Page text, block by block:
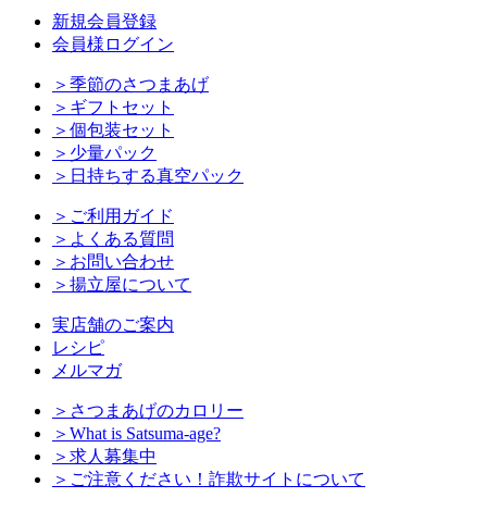
新規会員登録
会員様ログイン
＞季節のさつまあげ
＞ギフトセット
＞個包装セット
＞少量パック
＞日持ちする真空パック
＞ご利用ガイド
＞よくある質問
＞お問い合わせ
＞揚立屋について
実店舗のご案内
レシピ
メルマガ
＞さつまあげのカロリー
＞What is Satsuma-age?
＞求人募集中
＞ご注意ください！詐欺サイトについて